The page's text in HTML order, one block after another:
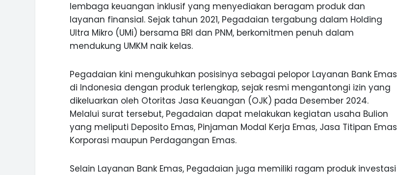
lembaga keuangan inklusif yang menyediakan beragam produk dan
layanan finansial. Sejak tahun 2021, Pegadaian tergabung dalam Holding
Ultra Mikro (UMi) bersama BRI dan PNM, berkomitmen penuh dalam
mendukung UMKM naik kelas.
Pegadaian kini mengukuhkan posisinya sebagai pelopor Layanan Bank Emas
di Indonesia dengan produk terlengkap, sejak resmi mengantongi izin yang
dikeluarkan oleh Otoritas Jasa Keuangan (OJK) pada Desember 2024.
Melalui surat tersebut, Pegadaian dapat melakukan kegiatan usaha Bulion
yang meliputi Deposito Emas, Pinjaman Modal Kerja Emas, Jasa Titipan Emas
Korporasi maupun Perdagangan Emas.
Selain Layanan Bank Emas, Pegadaian juga memiliki ragam produk investasi